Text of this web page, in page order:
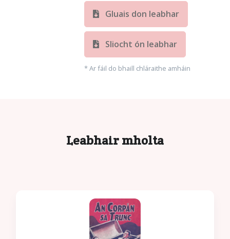
Gluais don leabhar
Sliocht ón leabhar
* Ar fáil do bhaill chláraithe amháin
Leabhair mholta